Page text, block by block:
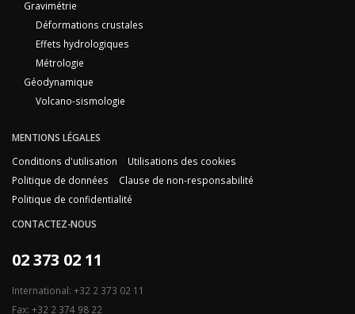
Gravimétrie
Déformations crustales
Effets hydrologiques
Métrologie
Géodynamique
Volcano-sismologie
MENTIONS LÉGALES
Conditions d'utilisation
Utilisations des cookies
Politique de données
Clause de non-responsabilité
Politique de confidentialité
CONTACTEZ-NOUS
02 373 02 11
International: +32 2 373 02 11
Fax: +32 2 374 98 22